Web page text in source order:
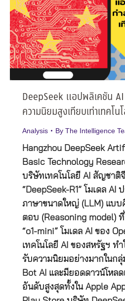
DeepSeek แอปพลิเคชัน
ความนิยมสูงเทียบเท่าเทคโ
Analysis By The Intelligence
Hangzhou DeepSeek
Basic Technology
บริษัทเทคโนโลยี AI สัญชาติ
“DeepSeek-R1” โมเดล AI
ภาษาขนาดใหญ่ (LLM) แบบ
ตอบ (Reasoning model)
“o1-mini” โมเดล AI ของ
เทคโนโลยี AI ของสหรัฐฯ ท
รับความนิยมอย่างมากในก
Bot AI และมียอดดาวน์โหล
อันดับสูงสุดทั้งใน Apple